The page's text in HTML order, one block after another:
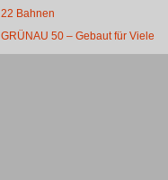
22 Bahnen
GRÜNAU 50 – Gebaut für Viele